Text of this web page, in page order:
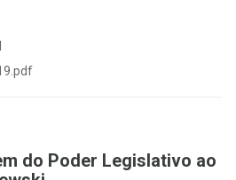
do Poder Legislativo ao